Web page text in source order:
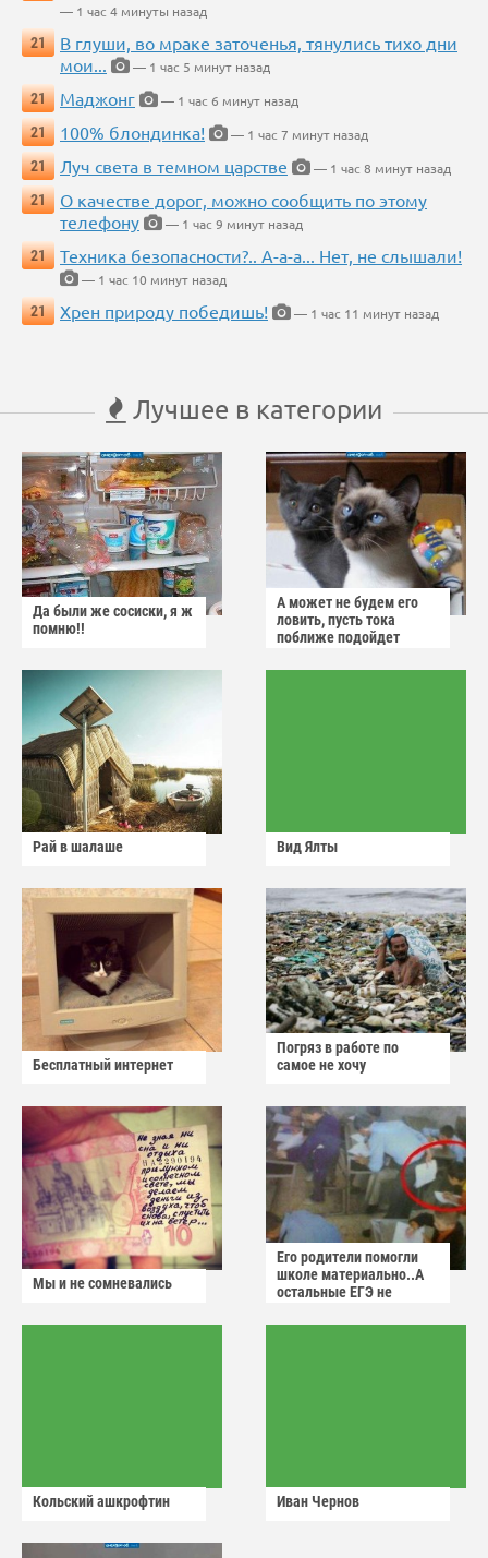
— 1 час 4 минуты назад
21
В глуши, во мраке заточенья, тянулись тихо дни
мои...
— 1 час 5 минут назад
21
Маджонг
— 1 час 6 минут назад
21
100% блондинка!
— 1 час 7 минут назад
21
Луч света в темном царстве
— 1 час 8 минут назад
21
О качестве дорог, можно сообщить по этому
телефону
— 1 час 9 минут назад
21
Техника безопасности?.. А-а-а... Нет, не слышали!
— 1 час 10 минут назад
21
Хрен природу победишь! — 1 час 11 минут назад
Лучшее в категории
Да были же сосиски, я ж
помню!!
А может не будем его
ловить, пусть тока
поближе подойдет
Рай в шалаше Вид Ялты
Бесплатный интернет
Погряз в работе по
самое не хочу
Мы и не сомневались
Его родители помогли
школе материально..А
остальные ЕГЭ не
Кольский ашкрофтин Иван Чернов